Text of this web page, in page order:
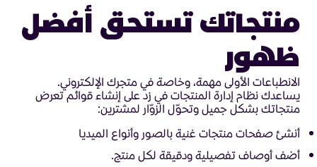
منتجاتك تستحق أفضل
ظهور
الانطباعات الأولى مهمة، وخاصة في متجرك الإلكتروني.
يساعدك نظام إدارة المنتجات في زد على إنشاء قوائم تعرض
منتجاتك بشكل جميل وتحوّل الزوّار لمشترين:
أنشئ صفحات منتجات غنية بالصور وأنواع الميديا
أضف أوصاف تفصيلية ودقيقة لكل منتج.